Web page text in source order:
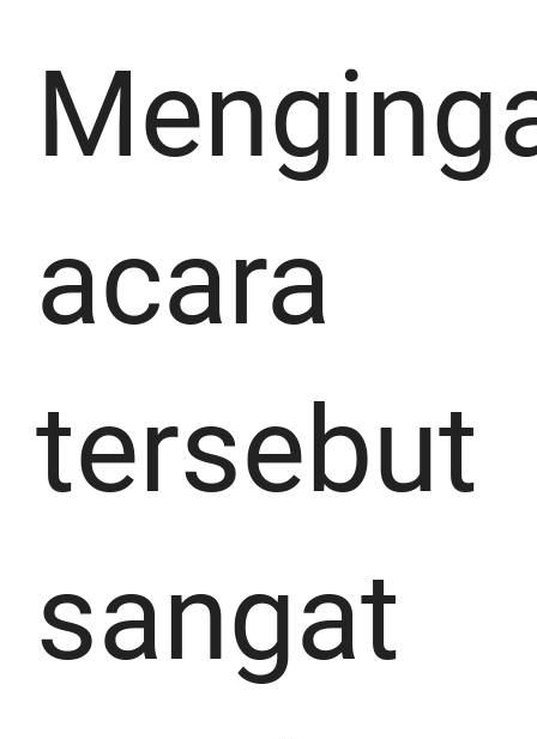
acara
tersebut
sangat